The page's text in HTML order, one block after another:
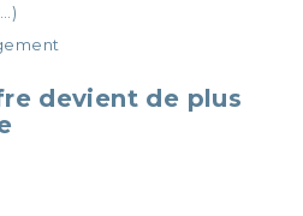
devient de plus